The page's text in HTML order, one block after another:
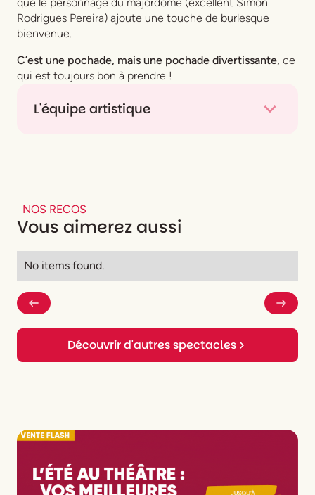
Rodrigues Pereira) ajoute une touche de burlesque
bienvenue.
C’est une pochade, mais une pochade divertissante, ce
qui est toujours bon à prendre !
L'équipe artistique
avecNicolas Dépée-Martin
Maxime Lambert,Vincent Odetto
Piette,Alexis RuotoloetFiona Stellinoen
alternance avec
Collaboration artistique
Scénographie
Création lumièresLaure-Anne Néré
Création son Anna Rohmer
NOS RECOS
Vous aimerez aussi
No items found.
Découvrir d'autres spectacles